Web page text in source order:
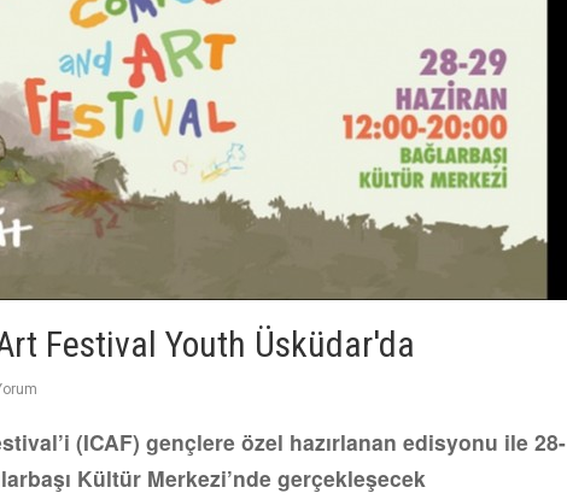
Festival Youth Üsküdar'da
(ICAF) gençlere özel hazırlanan edisyonu ile 28-
Kültür Merkezi’nde gerçekleşecek